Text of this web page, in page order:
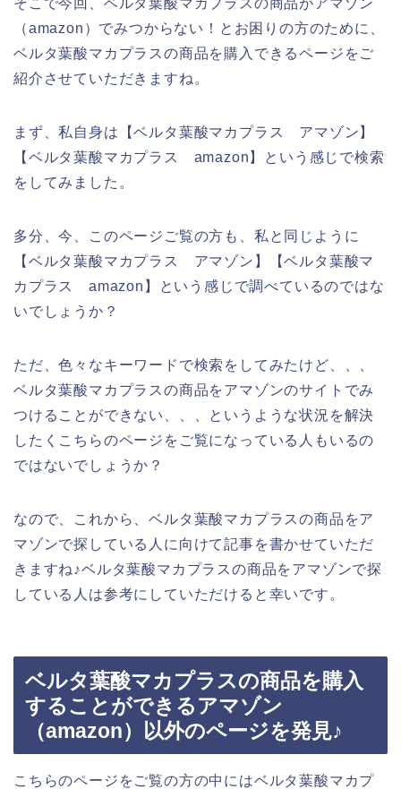
そこで今回、ベルタ葉酸マカプラスの商品がアマゾン
（amazon）でみつからない！とお困りの方のために、
ベルタ葉酸マカプラスの商品を購入できるページをご
紹介させていただきますね。
まず、私自身は【ベルタ葉酸マカプラス アマゾン】
【ベルタ葉酸マカプラス amazon】という感じで検索
をしてみました。
多分、今、このページご覧の方も、私と同じように
【ベルタ葉酸マカプラス アマゾン】【ベルタ葉酸マ
カプラス amazon】という感じで調べているのではな
いでしょうか？
ただ、色々なキーワードで検索をしてみたけど、、、
ベルタ葉酸マカプラスの商品をアマゾンのサイトでみ
つけることができない、、、というような状況を解決
したくこちらのページをご覧になっている人もいるの
ではないでしょうか？
なので、これから、ベルタ葉酸マカプラスの商品をア
マゾンで探している人に向けて記事を書かせていただ
きますね♪ベルタ葉酸マカプラスの商品をアマゾンで探
している人は参考にしていただけると幸いです。
ベルタ葉酸マカプラスの商品を購入
することができるアマゾン
（amazon）以外のページを発見♪
こちらのページをご覧の方の中にはベルタ葉酸マカプ